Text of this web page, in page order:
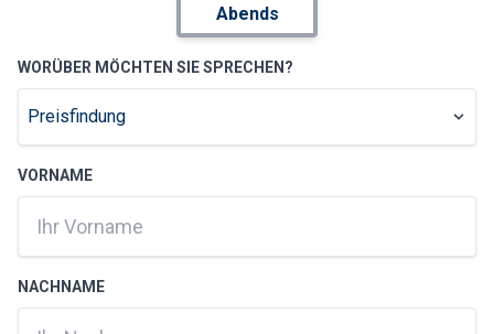
Abends
WORÜBER MÖCHTEN SIE SPRECHEN?
VORNAME
NACHNAME